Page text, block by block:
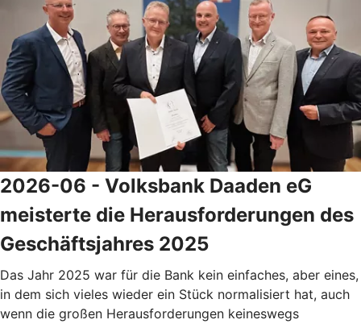
2026-06 - Volksbank Daaden eG
meisterte die Herausforderungen des
Geschäftsjahres 2025
Das Jahr 2025 war für die Bank kein einfaches, aber eines,
in dem sich vieles wieder ein Stück normalisiert hat, auch
wenn die großen Herausforderungen keineswegs